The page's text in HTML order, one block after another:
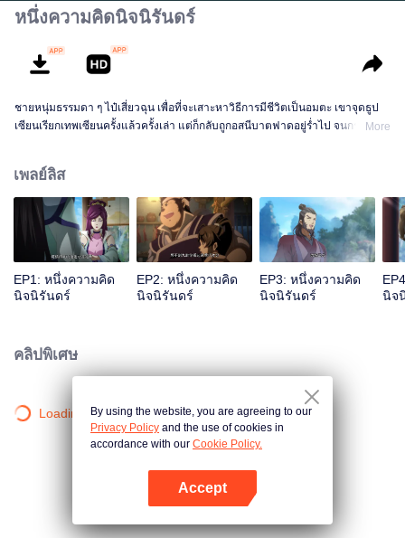
หนึ่งความคิดนิจนิรันดร์
ชายหนุ่มธรรมดา ๆ ไป๋เสี่ยวฉุน เพื่อที่จะเสาะหาวิธีการมีชีวิตเป็นอมตะ เขาจุดธูป
เซียนเรียกเทพเซียนครั้งแล้วครั้งเล่า แต่ก็กลับถูกอสนีบาตฟาดอยู่ร่ำไป จนกระทั่งMore
เพลย์ลิส
EP1: หนึ่งความคิด
นิจนิรันดร์
EP2: หนึ่งความคิด
นิจนิรันดร์
EP3: หนึ่งความคิด
นิจนิรันดร์
นิจ
คลิปพิเศษ
Loading…By using the website, you are agreeing to our
Privacy Policy and the use of cookies in
accordance with our Cookie Policy.
Accept